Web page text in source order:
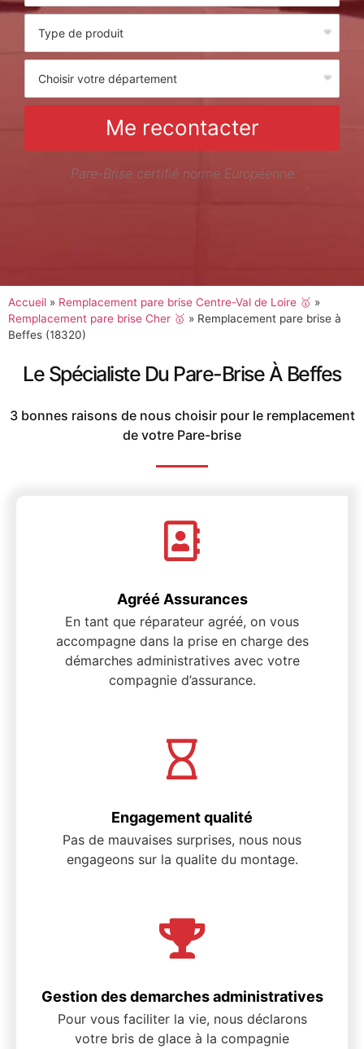
Me recontacter
Pare-Brise certifié norme Européenne
Accueil » Remplacement pare brise Centre-Val de Loire 🥇 »
Remplacement pare brise Cher 🥇 » Remplacement pare brise à
Beffes (18320)
Le Spécialiste Du Pare-Brise À Beffes
3 bonnes raisons de nous choisir pour le remplacement
de votre Pare-brise
Agréé Assurances
En tant que réparateur agréé, on vous
accompagne dans la prise en charge des
démarches administratives avec votre
compagnie d’assurance.
Engagement qualité
Pas de mauvaises surprises, nous nous
engageons sur la qualite du montage.
Gestion des demarches administratives
Pour vous faciliter la vie, nous déclarons
votre bris de glace à la compagnie